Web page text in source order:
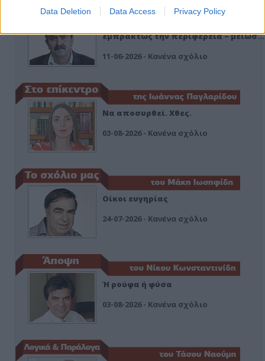
Data Deletion Data Access Privacy Policy
εμπράκτως την περιφέρεια – μειώσ…
11-06-2026 - Κανένα σχόλιο
Να αποσυρθεί. Χθες.
03-08-2026 - Κανένα σχόλιο
Οίκοι ευγηρίας
24-07-2026 - Κανένα σχόλιο
Ή ρούφα ή φύσα
03-08-2026 - Κανένα σχόλιο